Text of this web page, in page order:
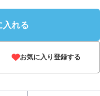
入れる
お気に入り登録する